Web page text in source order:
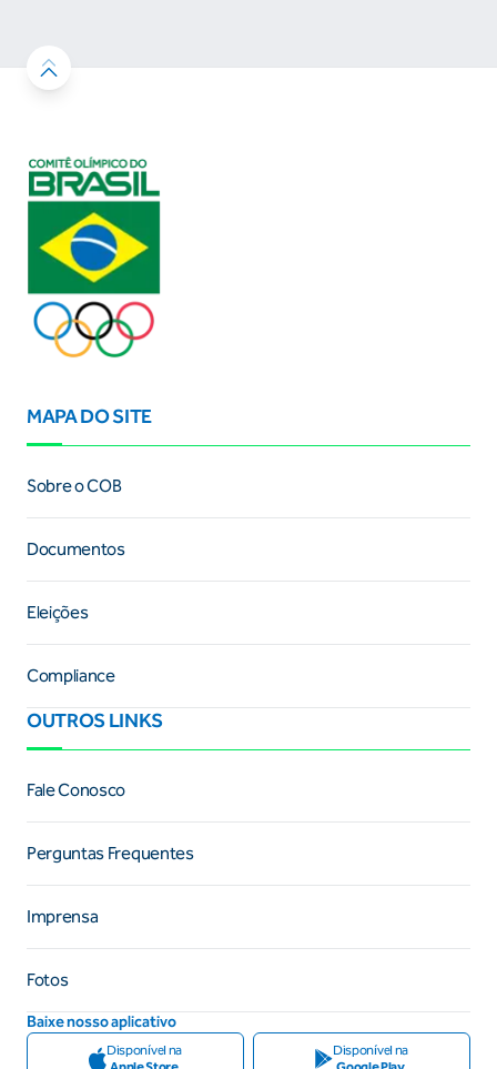
MAPA DO SITE
Sobre o COB
Documentos
Eleições
Compliance
OUTROS LINKS
Fale Conosco
Perguntas Frequentes
Imprensa
Fotos
Baixe nosso aplicativo
Disponível na
Disponível na